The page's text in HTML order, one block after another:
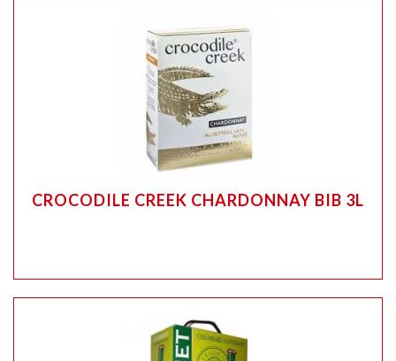
CROCODILE CREEK CHARDONNAY BIB 3L